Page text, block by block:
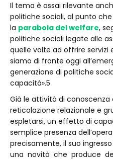
Il tema è assai rilevante
politiche sociali, al punto
la parabola del welfare,
politiche sociali legate alle
quelle volte ad offrire servizi
siamo di fronte oggi
generazione di politiche
capacità».5
Già le attività di conoscenza
reticolazione relazionale e
espletarsi, un effetto di
semplice presenza
precisamente, il suo
una novità che produce